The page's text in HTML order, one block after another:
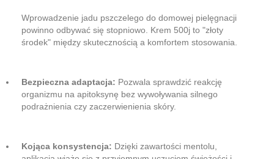
Wprowadzenie jadu pszczelego do domowej pielęgnacji
powinno odbywać się stopniowo. Krem 500j to "złoty
środek" między skutecznością a komfortem stosowania.
Bezpieczna adaptacja: Pozwala sprawdzić reakcję
organizmu na apitoksynę bez wywoływania silnego
podrażnienia czy zaczerwienienia skóry.
Kojąca konsystencja: Dzięki zawartości mentolu,